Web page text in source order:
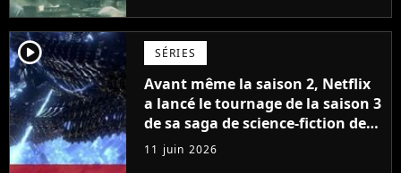
player2 SÉRIES
Avant même la saison 2, Netflix
a lancé le tournage de la saison 3
de sa saga de science-fiction des
créateurs de Game of Thrones
11 juin 2026